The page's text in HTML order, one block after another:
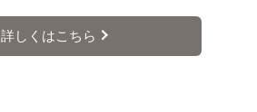
詳しくはこちら